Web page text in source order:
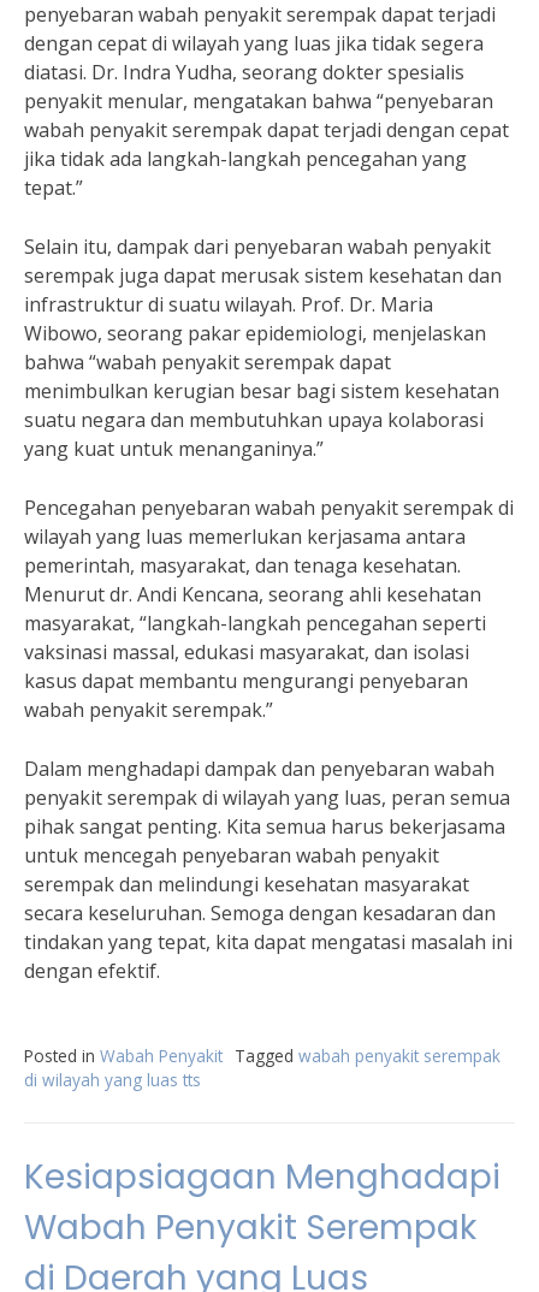
penyebaran wabah penyakit serempak dapat terjadi
dengan cepat di wilayah yang luas jika tidak segera
diatasi. Dr. Indra Yudha, seorang dokter spesialis
penyakit menular, mengatakan bahwa “penyebaran
wabah penyakit serempak dapat terjadi dengan cepat
jika tidak ada langkah-langkah pencegahan yang
tepat.”
Selain itu, dampak dari penyebaran wabah penyakit
serempak juga dapat merusak sistem kesehatan dan
infrastruktur di suatu wilayah. Prof. Dr. Maria
Wibowo, seorang pakar epidemiologi, menjelaskan
bahwa “wabah penyakit serempak dapat
menimbulkan kerugian besar bagi sistem kesehatan
suatu negara dan membutuhkan upaya kolaborasi
yang kuat untuk menanganinya.”
Pencegahan penyebaran wabah penyakit serempak di
wilayah yang luas memerlukan kerjasama antara
pemerintah, masyarakat, dan tenaga kesehatan.
Menurut dr. Andi Kencana, seorang ahli kesehatan
masyarakat, “langkah-langkah pencegahan seperti
vaksinasi massal, edukasi masyarakat, dan isolasi
kasus dapat membantu mengurangi penyebaran
wabah penyakit serempak.”
Dalam menghadapi dampak dan penyebaran wabah
penyakit serempak di wilayah yang luas, peran semua
pihak sangat penting. Kita semua harus bekerjasama
untuk mencegah penyebaran wabah penyakit
serempak dan melindungi kesehatan masyarakat
secara keseluruhan. Semoga dengan kesadaran dan
tindakan yang tepat, kita dapat mengatasi masalah ini
dengan efektif.
Posted in Wabah Penyakit Tagged wabah penyakit serempak
di wilayah yang luas tts
Kesiapsiagaan Menghadapi
Wabah Penyakit Serempak
di Daerah yang Luas